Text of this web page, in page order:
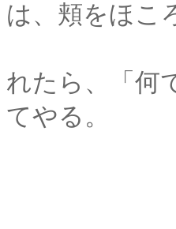
は、頬をほこ
君に不思
れたら、「何
てやる。